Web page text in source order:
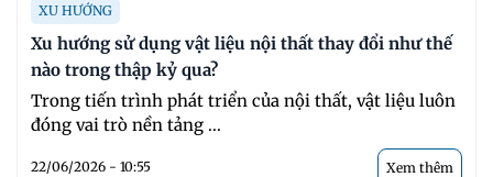
XU HƯỚNG
Xu hướng sử dụng vật liệu nội thất thay đổi như thế
nào trong thập kỷ qua?
Trong tiến trình phát triển của nội thất, vật liệu luôn
đóng vai trò nền tảng ...
22/06/2026 - 10:55 Xem thêm